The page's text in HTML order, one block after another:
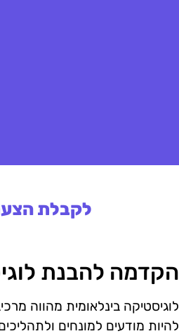
לקבלת
הקדמה להבנת
לוגיסטיקה בינלאומית מהווה
להיות מודעים למונחים